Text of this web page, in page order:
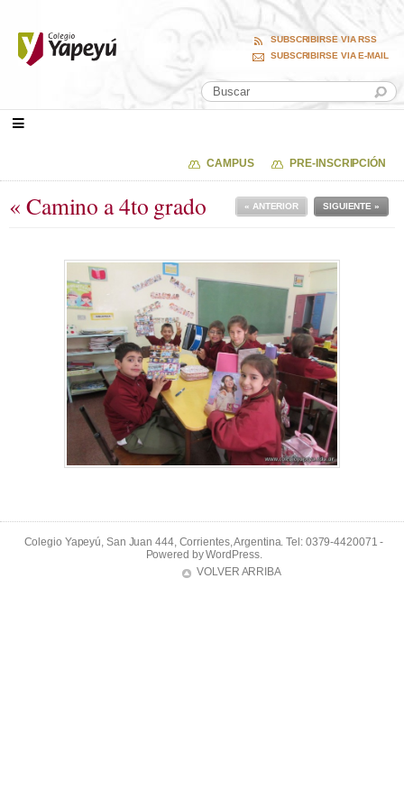
SUBSCRIBIRSE VIA RSS
SUBSCRIBIRSE VIA E-MAIL
CAMPUS PRE-INSCRIPCIÓN
« Camino a 4to grado SIGUIENTE »
« ANTERIOR
Colegio Yapeyú, San Juan 444, Corrientes, Argentina. Tel: 0379-4420071 -
Powered byWordPress.
VOLVER ARRIBA